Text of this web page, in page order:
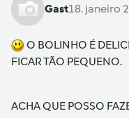
Gast18. janeiro
O BOLINHO É
FICAR TÃO PEQUENO.
ACHA QUE POSSO